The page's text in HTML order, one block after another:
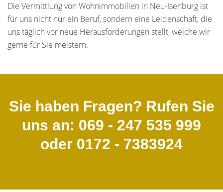
Die Vermittlung von Wohnimmobilien in Neu-Isenburg ist
für uns nicht nur ein Beruf, sondern eine Leidenschaft, die
uns täglich vor neue Herausforderungen stellt, welche wir
gerne für Sie meistern.
Sie haben Fragen? Rufen Sie
uns an: 069 - 247 535 999
oder 0172 - 7383924